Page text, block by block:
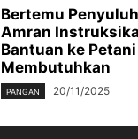
Bertemu
Amran
Bantuan ke
Membutuhkan
PANGAN 20/11/2025